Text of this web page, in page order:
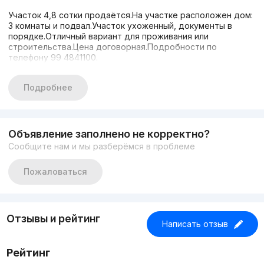
Участок 4,8 сотки продаётся.На участке расположен дом:
3 комнаты и подвал.Участок ухоженный, документы в
порядке.Отличный вариант для проживания или
строительства.Цена договорная.Подробности по
телефону 99 4841100.
Подробнее
Объявление заполнено не корректно?
Сообщите нам и мы разберёмся в проблеме
Пожаловаться
Отзывы и рейтинг Написать отзыв
Рейтинг